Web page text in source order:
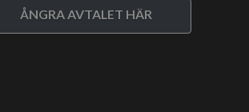
ÅNGRA AVTALET HÄR